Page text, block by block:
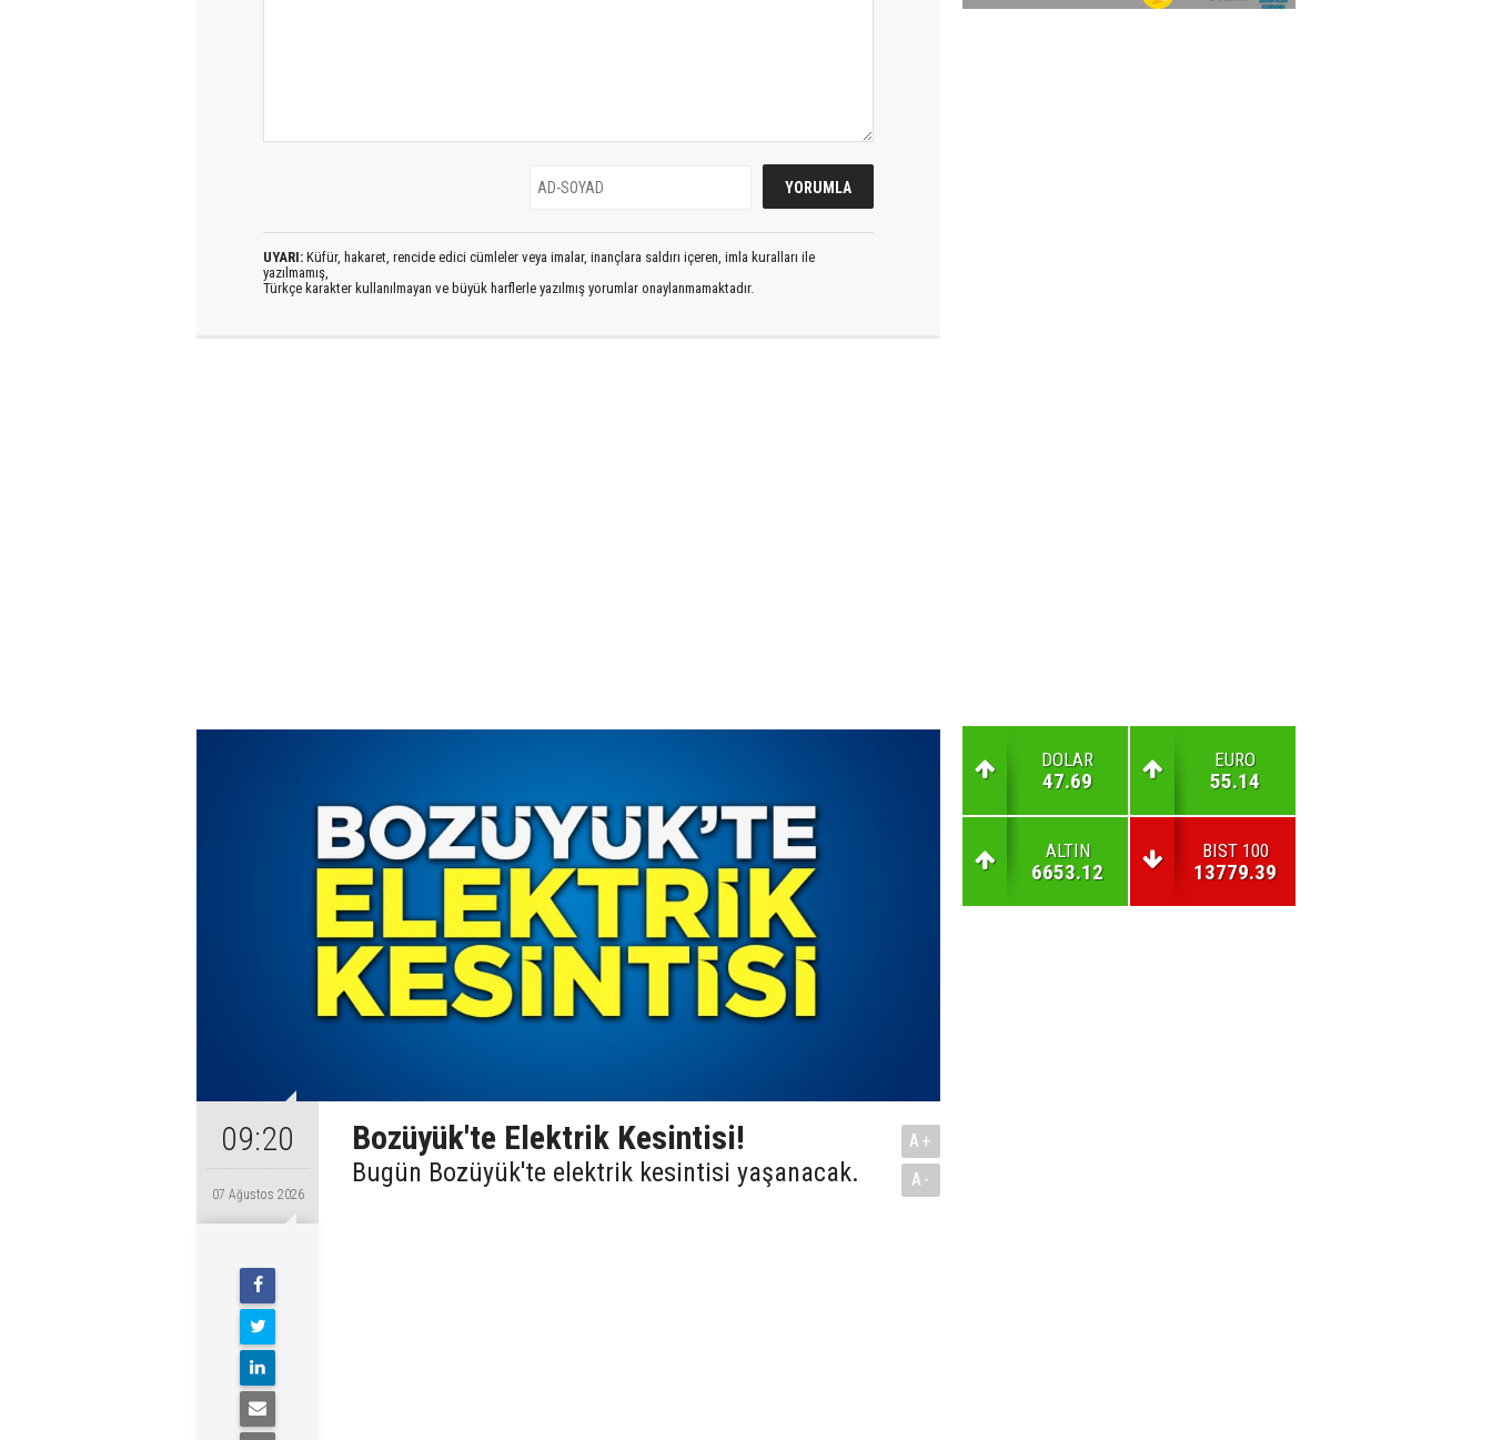
UYARI: Küfür, hakaret, rencide edici cümleler veya imalar, inançlara saldırı içeren, imla kuralları ile
yazılmamış,
Türkçe karakter kullanılmayan ve büyük harflerle yazılmış yorumlar onaylanmamaktadır.
09:20
07 Ağustos 2026
Bozüyük'te Elektrik Kesintisi!
Bugün Bozüyük'te elektrik kesintisi yaşanacak.
A+
A-
DOLAR
47.69
EURO
55.14
ALTIN
6653.12
BIST 100
13779.39